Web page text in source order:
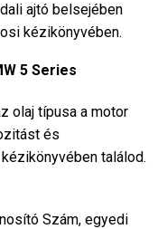
ajtó belsejében
kézikönyvében.
5 Series
olaj típusa a motor
és
találod.
Szám, egyedi